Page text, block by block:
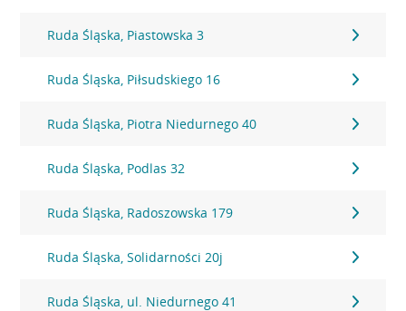
Ruda Śląska, Piastowska 3
Ruda Śląska, Piłsudskiego 16
Ruda Śląska, Piotra Niedurnego 40
Ruda Śląska, Podlas 32
Ruda Śląska, Radoszowska 179
Ruda Śląska, Solidarności 20j
Ruda Śląska, ul. Niedurnego 41